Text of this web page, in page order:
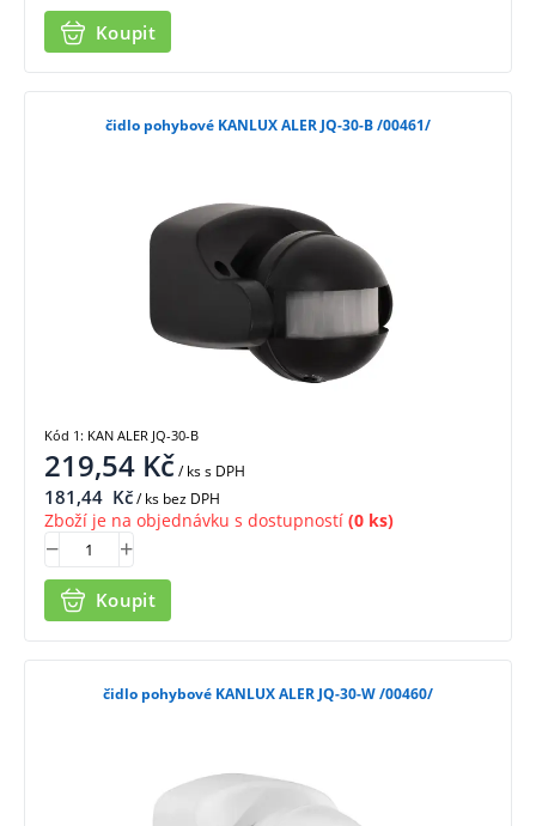
Koupit
čidlo pohybové KANLUX ALER JQ-30-B /00461/
219,54 Kč/ kss DPH
181,44 Kč/ ks bez DPH
Zboží je na objednávku s dostupností (0 ks)
Koupit
Kód 1: KAN ALER JQ-30-B
čidlo pohybové KANLUX ALER JQ-30-W /00460/